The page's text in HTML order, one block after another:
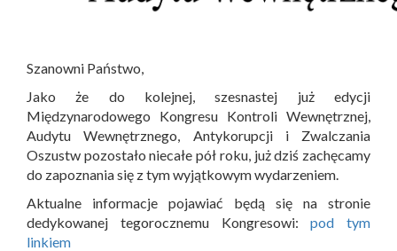
Szanowni Państwo,
Jako że do kolejnej, szesnastej już edycji
Międzynarodowego Kongresu Kontroli Wewnętrznej,
Audytu Wewnętrznego, Antykorupcji i Zwalczania
Oszustw pozostało niecałe pół roku, już dziś zachęcamy
do zapoznania się z tym wyjątkowym wydarzeniem.
Aktualne informacje pojawiać będą się na stronie
dedykowanej tegorocznemu Kongresowi:pod tym
linkiem